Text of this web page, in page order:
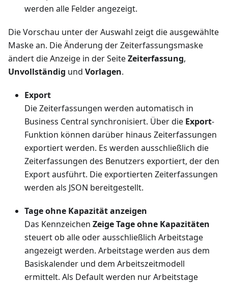
werden alle Felder angezeigt.
Die Vorschau unter der Auswahl zeigt die ausgewählte
Maske an. Die Änderung der Zeiterfassungsmaske
ändert die Anzeige in der SeiteZeiterfassung,
Unvollständig und Vorlagen.
Export
Die Zeiterfassungen werden automatisch in
Business Central synchronisiert. Über die Export-
Funktion können darüber hinaus Zeiterfassungen
exportiert werden. Es werden ausschließlich die
Zeiterfassungen des Benutzers exportiert, der den
Export ausführt. Die exportierten Zeiterfassungen
werden als JSON bereitgestellt.
Tage ohne Kapazität anzeigen
Das Kennzeichen Zeige Tage ohne Kapazitäten
steuert ob alle oder ausschließlich Arbeitstage
angezeigt werden. Arbeitstage werden aus dem
Basiskalender und dem Arbeitszeitmodell
ermittelt. Als Default werden nur Arbeitstage